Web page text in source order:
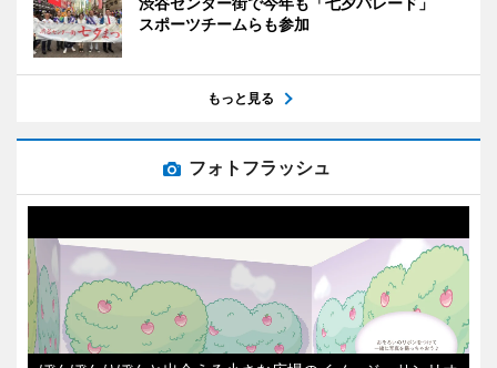
スポーツチームらも参加
もっと見る
フォトフラッシュ